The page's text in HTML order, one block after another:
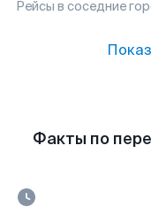
Рейсы в соседние
Факты по